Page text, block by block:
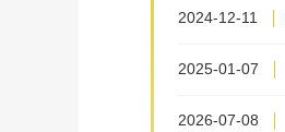
2024-12-11
2025-01-07
2026-07-08